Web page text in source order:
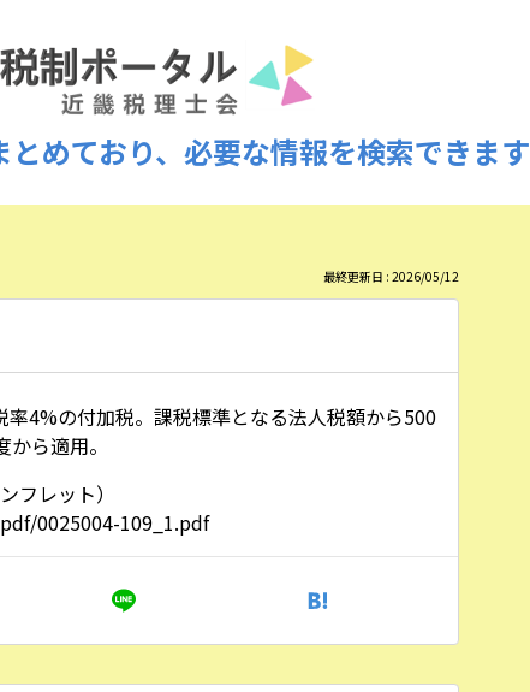
めており、必要な情報を検索できます
最終更新日 : 2026/05/12
4%の付加税。課税標準となる法人税額から500
ら適用。
フレット）
0025004-109_1.pdf